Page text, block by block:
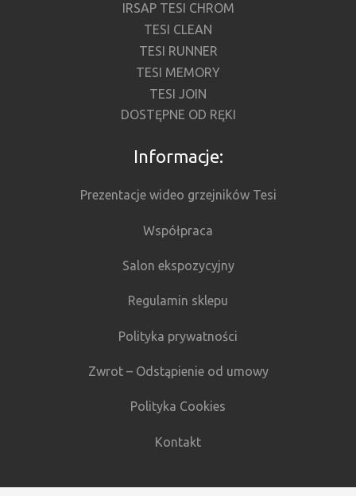
IRSAP TESI CHROM
TESI CLEAN
TESI RUNNER
TESI MEMORY
TESI JOIN
DOSTĘPNE OD RĘKI
Informacje:
Prezentacje wideo grzejników Tesi
Współpraca
Salon ekspozycyjny
Regulamin sklepu
Polityka prywatności
Zwrot – Odstąpienie od umowy
Polityka Cookies
Kontakt